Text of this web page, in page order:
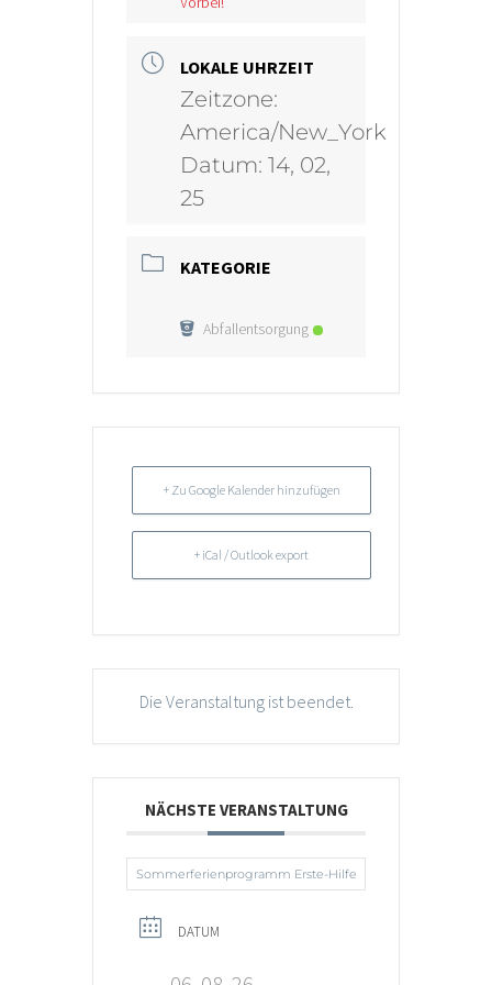
LOKALE UHRZEIT
Zeitzone:
America/New_York
Datum: 14, 02,
25
KATEGORIE
Abfallentsorgung
+ Zu Google Kalender hinzufügen
+ iCal / Outlook export
Die Veranstaltung ist beendet.
NÄCHSTE VERANSTALTUNG
Sommerferienprogramm Erste-Hilfe
DATUM